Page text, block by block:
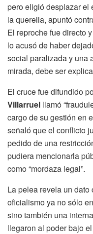
pero eligió desplazar el
la querella, apuntó
El reproche fue directo
lo acusó de haber
social paralizada y una
mirada, debe ser
El cruce fue difundido
Villarruel llamó
cargo de su gestión en
señaló que el conflicto
pedido de una
pudiera mencionarla
como “mordaza legal”.
La pelea revela un
oficialismo ya no sólo
sino también una
llegaron al poder bajo